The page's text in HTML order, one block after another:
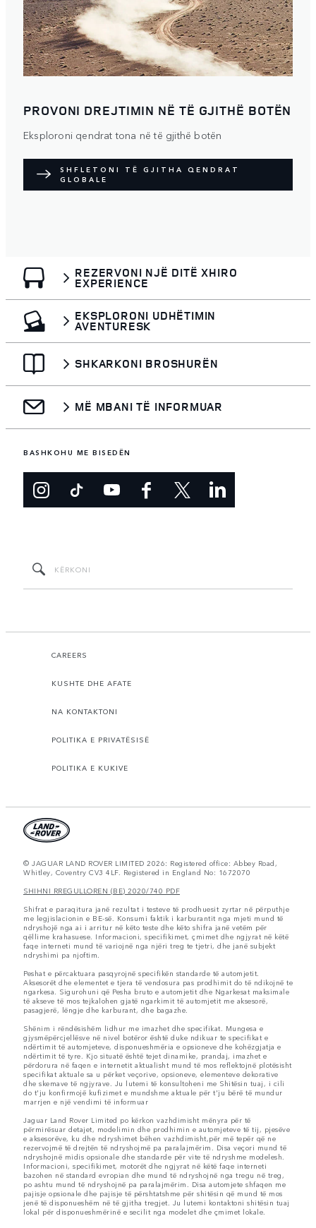
PROVONI DREJTIMIN NË TË GJITHË BOTËN
Eksploroni qendrat tona në të gjithë botën
SHFLETONI TË GJITHA QENDRAT
GLOBALE
REZERVONI NJË DITË XHIRO
EXPERIENCE
EKSPLORONI UDHËTIMIN
AVENTURESK
SHKARKONI BROSHURËN
MË MBANI TË INFORMUAR
BASHKOHU ME BISEDËN
CAREERS
KUSHTE DHE AFATE
NA KONTAKTONI
POLITIKA E PRIVATËSISË
POLITIKA E KUKIVE
© JAGUAR LAND ROVER LIMITED 2026: Registered office: Abbey Road,
Whitley, Coventry CV3 4LF. Registered in England No: 1672070
SHIHNI RREGULLOREN (BE) 2020/740 PDF
Shifrat e paraqitura janë rezultat i testeve të prodhuesit zyrtar në përputhje
me legjislacionin e BE-së. Konsumi faktik i karburantit nga mjeti mund të
ndryshojë nga ai i arritur në këto teste dhe këto shifra janë vetëm për
qëllime krahasuese. Informacioni, specifikimet, çmimet dhe ngjyrat në këtë
faqe interneti mund të variojnë nga njëri treg te tjetri, dhe janë subjekt
ndryshimi pa njoftim.
Peshat e përcaktuara pasqyrojnë specifikën standarde të automjetit.
Aksesorët dhe elementet e tjera të vendosura pas prodhimit do të ndikojnë te
ngarkesa. Sigurohuni që Pesha bruto e automjetit dhe Ngarkesat maksimale
të akseve të mos tejkalohen gjatë ngarkimit të automjetit me aksesorë,
pasagjerë, lëngje dhe karburant, dhe bagazhe.
Shënim i rëndësishëm lidhur me imazhet dhe specifikat. Mungesa e
gjysmëpërcjellësve në nivel botëror është duke ndikuar te specifikat e
ndërtimit të automjeteve, disponueshmëria e opsioneve dhe kohëzgjatja e
ndërtimit të tyre. Kjo situatë është tejet dinamike, prandaj, imazhet e
përdorura në faqen e internetit aktualisht mund të mos reflektojnë plotësisht
specifikat aktuale sa u përket veçorive, opsioneve, elementeve dekorative
dhe skemave të ngjyrave. Ju lutemi të konsultoheni me Shitësin tuaj, i cili
do t'ju konfirmojë kufizimet e mundshme aktuale për t'ju bërë të mundur
marrjen e një vendimi të informuar
Jaguar Land Rover Limited po kërkon vazhdimisht mënyra për të
përmirësuar detajet, modelimin dhe prodhimin e automjeteve të tij, pjesëve
e aksesorëve, ku dhe ndryshimet bëhen vazhdimisht,për më tepër që ne
rezervojmë të drejtën të ndryshojmë pa paralajmërim. Disa veçori mund të
ndryshojnë midis opsionale dhe standarde për vite të ndryshme modelesh.
Informacioni, specifikimet, motorët dhe ngjyrat në këtë faqe interneti
bazohen në standard evropian dhe mund të ndryshojnë nga tregu në treg,
po ashtu mund të ndryshojnë pa paralajmërim. Disa automjete shfaqen me
pajisje opsionale dhe pajisje të përshtatshme për shitësin që mund të mos
jenë të disponueshëm në të gjitha tregjet. Ju lutemi kontaktoni shitësin tuaj
lokal për disponueshmërinë e secilit nga modelet dhe çmimet lokale.